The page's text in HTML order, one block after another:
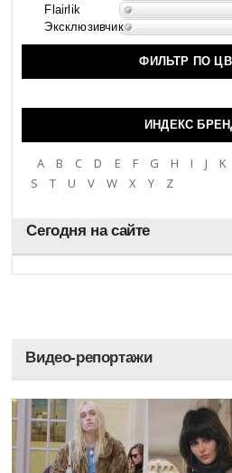
Flairlik
Эксклюзивчик
ФИЛЬТР ПО
ИНДЕКС
A B C D E F G H I J K
S
T U V W X Y Z
Сегодня на сайте
Видео-репортажи